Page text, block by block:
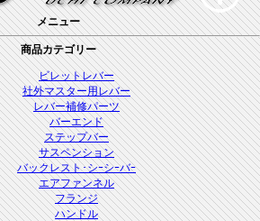
メニュー
商品カテゴリー
ビレットレバー
社外マスター用レバー
レバー補修パーツ
バーエンド
ステップバー
サスペンション
バックレスト･シｰシｰバｰ
エアファンネル
フランジ
ハンドル